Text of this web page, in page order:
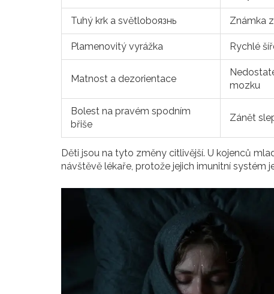
Tuhý krk a světlobоязнь Známka
Plamenovitý vyrážka Rychlé
Matnost a dezorientace
mozku
Bolest na pravém spodním
břiše
Zánět
Děti jsou na tyto změny citlivější. U kojenců
návštěvě lékaře, protože jejich imunitní systém